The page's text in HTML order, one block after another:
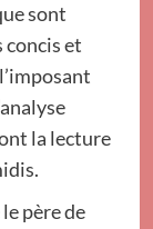
sont
concis et
la lecture
père de